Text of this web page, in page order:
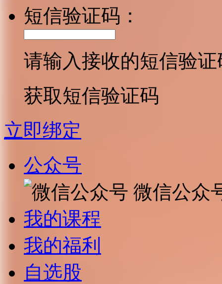
短信验证码：
请输入接收的短信验证
获取短信验证码
立即绑定
公众号
微信公众
我的课程
我的福利
自选股